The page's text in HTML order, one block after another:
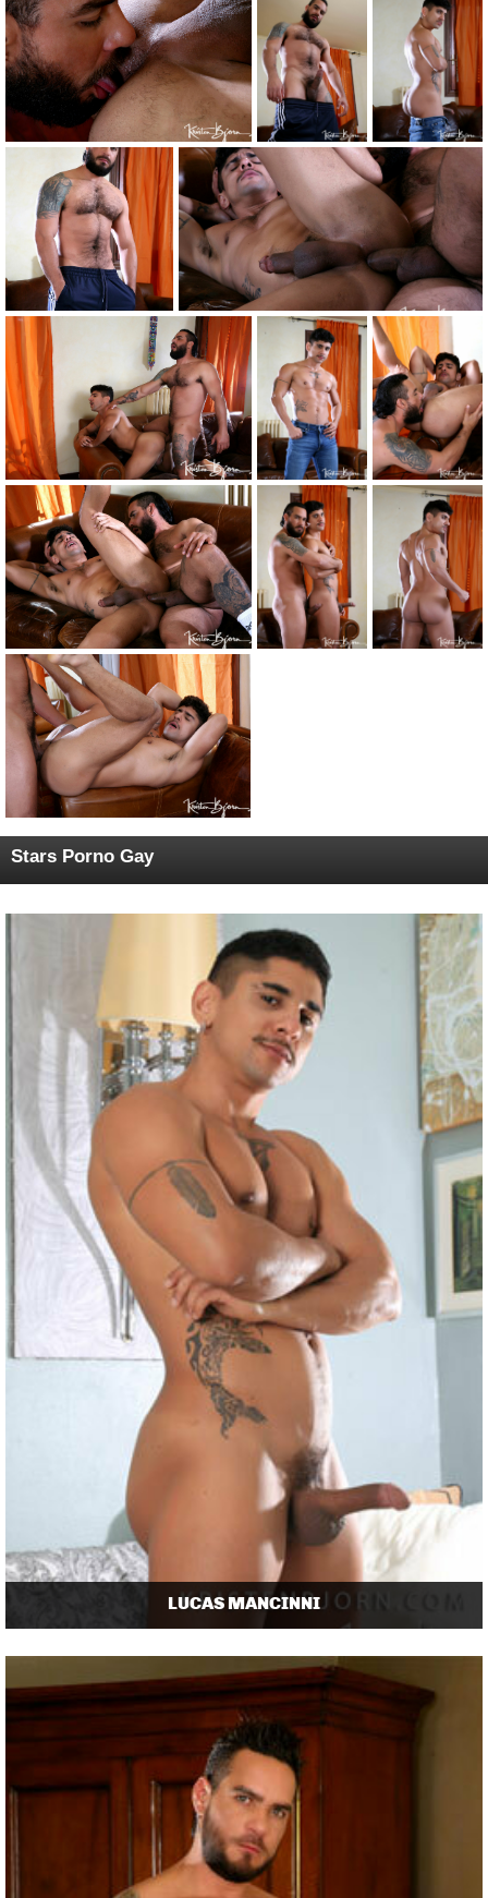
n'est jamais suffisante pour Simon, alors il
retourne Lucas et le monte par derrière. Simon
aime un homme chaud à 4 pattes et enfonce
sa bite durement et profondément dans le cul
chaud et musclé de Lucas. Après avoir
enfoncé sa bite dans et hors de Lucas, il est
temps de passer à une autre position. Lucas
se retourne sur le côté et Simon arrive par
derrière. Ces incroyables muscles du cul de
Lucas rendent Simon fou de plaisir et de désir
alors qu'il continue de baiser Lucas jusqu'au
bord. Avant que Lucas n'éjacule, Simon se
positionne au-dessus de Lucas pour qu'il
puisse manger son trou poilu. Simon est
retourné de plaisir et souffle sa charge chaude
de sperme dans la gorge de Lucas. Avec le
goût du sperme sur ses lèvres et sa langue,
Simon retourne manger le trou de Simon puis
tire immédiatement sa charge crémeuse de
sperme.
Stars Porno Gay
LUCAS MANCINNI